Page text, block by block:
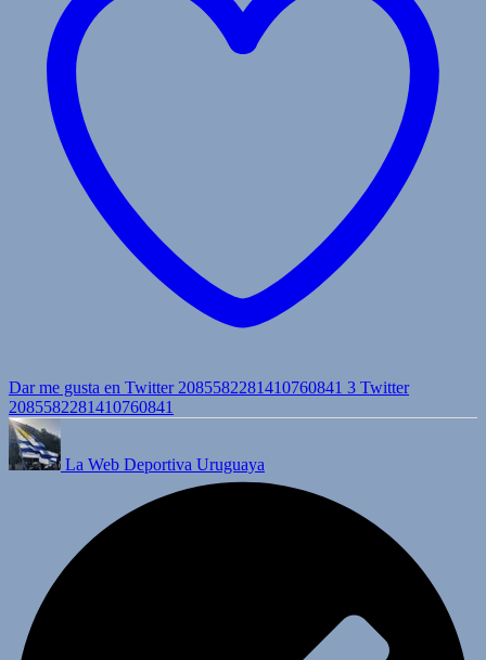
Dar me gusta en Twitter 2085582281410760841 3 Twitter
2085582281410760841
La Web Deportiva Uruguaya